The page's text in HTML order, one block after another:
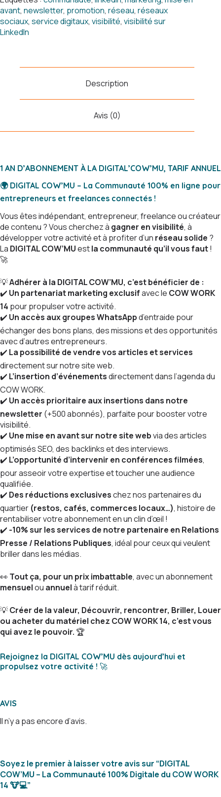
Communauté
100%
Digitale
avant, newsletter, promotion, réseau, réseaux
sociaux, service digitaux, visibilité, visibilité sur
LinkedIn
Description
Avis (0)
1 AN D’ABONNEMENT À LA DIGITAL’COW’MU, TARIF ANNUEL
🌍 DIGITAL COW’MU – La Communauté 100% en ligne pour
entrepreneurs et freelances connectés !
Vous êtes indépendant, entrepreneur, freelance ou créateur
de contenu ? Vous cherchez à gagner en visibilité, à
développer votre activité et à profiter d’un réseau solide ?
La DIGITAL COW’MUestla communauté qu’il vous faut!
🚀
💡Adhérer à la DIGITAL COW’MU, c’est bénéficier de :
✔️ Un partenariat marketing exclusifavec le COW WORK
14 pour propulser votre activité.
✔️ Un accès aux groupes WhatsAppd’entraide pour
échanger des bons plans, des missions et des opportunités
avec d’autres entrepreneurs.
✔️ La possibilité de vendre vos articles et services
directement sur notre site web.
✔️ L’insertion d’événementsdirectement dans l’agenda du
COW WORK.
✔️ Un accès prioritaire aux insertions dans notre
newsletter (+500 abonnés), parfaite pour booster votre
visibilité.
✔️ Une mise en avant sur notre site webvia des articles
optimisés SEO, des backlinks et des interviews.
✔️ L’opportunité d’intervenir en conférences filmées,
pour asseoir votre expertise et toucher une audience
qualifiée.
✔️ Des réductions exclusiveschez nos partenaires du
quartier (restos, cafés, commerces locaux…), histoire de
rentabiliser votre abonnement en un clin d’œil !
✔️ -10% sur les services de notre partenaire en Relations
Presse / Relations Publiques, idéal pour ceux qui veulent
briller dans les médias.
👀 Tout ça, pour un prix imbattable, avec un abonnement
mensuelou annuelà tarif réduit.
💡Créer de la valeur, Découvrir, rencontrer, Briller, Louer
ou acheter du matériel chez COW WORK 14, c’est vous
qui avez le pouvoir. 🏆
Rejoignez la DIGITAL COW’MU dès aujourd’hui et
propulsez votre activité ! 🚀
AVIS
Il n’y a pas encore d’avis.
Soyez le premier à laisser votre avis sur “DIGITAL
COW’MU – La Communauté 100% Digitale du COW WORK
14 🐮💻”